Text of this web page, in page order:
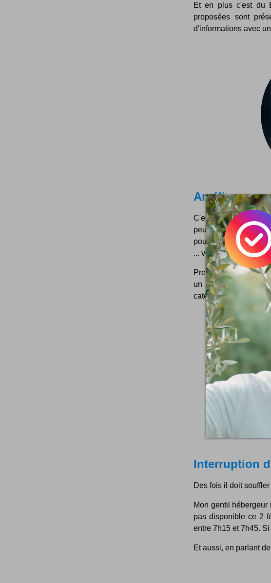
Et en plus c'est du
proposées sont
d'informations avec
Améliorer
C'est toujours un
peut se payer à
pour le blog avec
... vous êtes gâtés ! :)
Premier point : vous
un billet en mode
catégories (théma)
Interruption
Des fois il doit
Mon gentil
pas disponible ce 2
entre 7h15 et 7h45.
Et aussi, en parlant de